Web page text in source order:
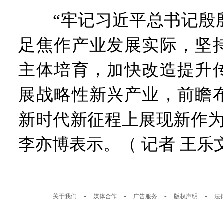
“牢记习近平总书记殷
足焦作产业发展实际，坚
主体培育，加快改造提升
展战略性新兴产业，前瞻
新时代新征程上展现新作
李亦博表示。（ 记者 王乐
关于我们 - 媒体合作 - 广告服务 - 版权声明 - 法